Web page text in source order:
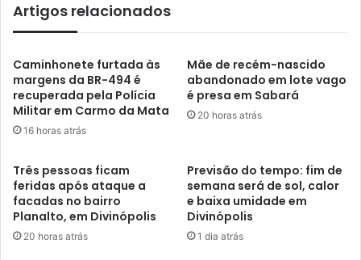
Artigos relacionados
Caminhonete furtada às
margens da BR-494 é
recuperada pela Polícia
Militar em Carmo da Mata
16 horas atrás
Mãe de recém-nascido
abandonado em lote vago
é presa em Sabará
20 horas atrás
Três pessoas ficam
feridas após ataque a
facadas no bairro
Planalto, em Divinópolis
20 horas atrás
Previsão do tempo: fim de
semana será de sol, calor
e baixa umidade em
Divinópolis
1 dia atrás